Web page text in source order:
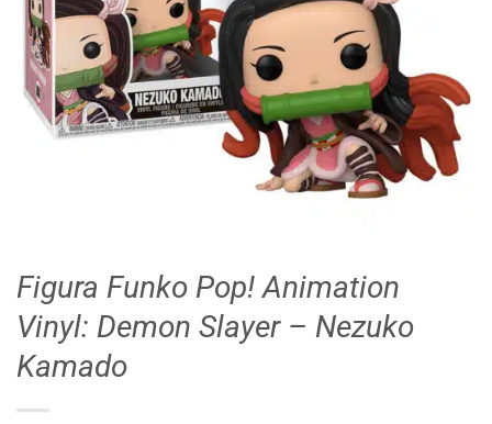
Figura Funko Pop! Animation
Vinyl: Demon Slayer – Nezuko
Kamado